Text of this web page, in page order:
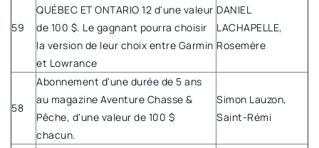
59
QUÉBEC ET ONTARIO 12 d'une valeur
de 100 $. Le gagnant pourra choisir
la version de leur choix entre Garmin
et Lowrance
DANIEL
LACHAPELLE,
Rosemère
58
Abonnement d'une durée de 5 ans
au magazine Aventure Chasse &
Pêche, d'une valeur de 100 $
chacun.
Simon Lauzon,
Saint-Rémi